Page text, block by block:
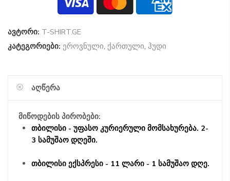
ავტორი: T-SHIRT.GE
კატეგორიები: ეროვნული, ქართული, ჰუდი
ᲐᲦᲬᲔᲠᲐ
მიწოდების პირობები:
თბილისი - უფასო კურიერული მომსახურება. 2-
3 სამუშაო დღეში.
თბილისი ექსპრესი - 11 ლარი - 1 სამუშაო დღე.